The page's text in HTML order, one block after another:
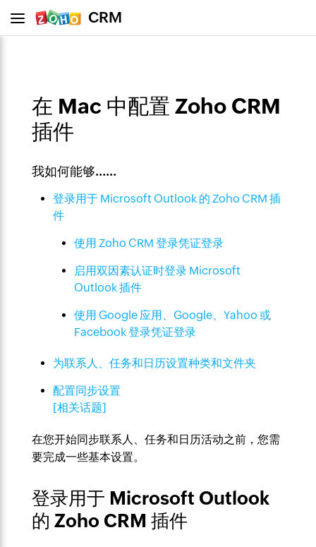
CRM
在 Mac 中配置 Zoho CRM
插件
我如何能够……
登录用于 Microsoft Outlook 的 Zoho CRM 插
件
使用 Zoho CRM 登录凭证登录
启用双因素认证时登录 Microsoft
Outlook 插件
使用 Google 应用、Google、Yahoo 或
Facebook 登录凭证登录
为联系人、任务和日历设置种类和文件夹
配置同步设置
[相关话题]
在您开始同步联系人、任务和日历活动之前，您需
要完成一些基本设置。
登录用于 Microsoft Outlook
的 Zoho CRM 插件